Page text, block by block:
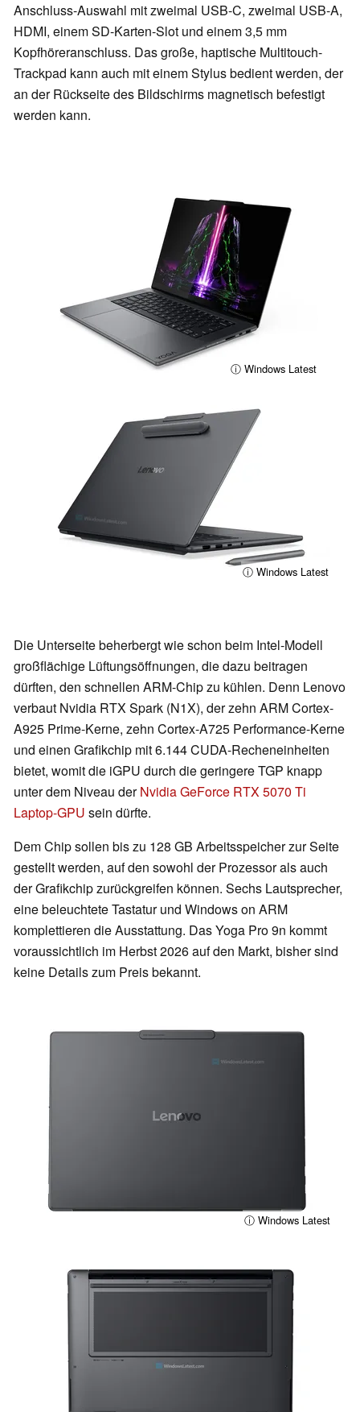
Anschluss-Auswahl mit zweimal USB-C, zweimal USB-A,
HDMI, einem SD-Karten-Slot und einem 3,5 mm
Kopfhöreranschluss. Das große, haptische Multitouch-
Trackpad kann auch mit einem Stylus bedient werden, der
an der Rückseite des Bildschirms magnetisch befestigt
werden kann.
ⓘ Windows Latest
ⓘ Windows Latest
Die Unterseite beherbergt wie schon beim Intel-Modell
großflächige Lüftungsöffnungen, die dazu beitragen
dürften, den schnellen ARM-Chip zu kühlen. Denn Lenovo
verbaut Nvidia RTX Spark (N1X), der zehn ARM Cortex-
A925 Prime-Kerne, zehn Cortex-A725 Performance-Kerne
und einen Grafikchip mit 6.144 CUDA-Recheneinheiten
bietet, womit die iGPU durch die geringere TGP knapp
unter dem Niveau derNvidia GeForce RTX 5070 Ti
Laptop-GPU sein dürfte.
Dem Chip sollen bis zu 128 GB Arbeitsspeicher zur Seite
gestellt werden, auf den sowohl der Prozessor als auch
der Grafikchip zurückgreifen können. Sechs Lautsprecher,
eine beleuchtete Tastatur und Windows on ARM
komplettieren die Ausstattung. Das Yoga Pro 9n kommt
voraussichtlich im Herbst 2026 auf den Markt, bisher sind
keine Details zum Preis bekannt.
ⓘ Windows Latest